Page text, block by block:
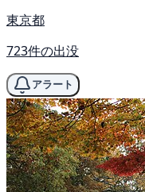
東京都
723件の出没
アラート